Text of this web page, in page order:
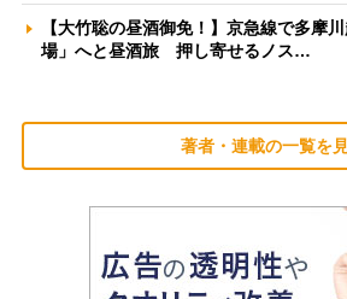
【大竹聡の昼酒御免！】京急線で多摩
場」へと昼酒旅 押し寄せるノス…
著者・連載の一覧を